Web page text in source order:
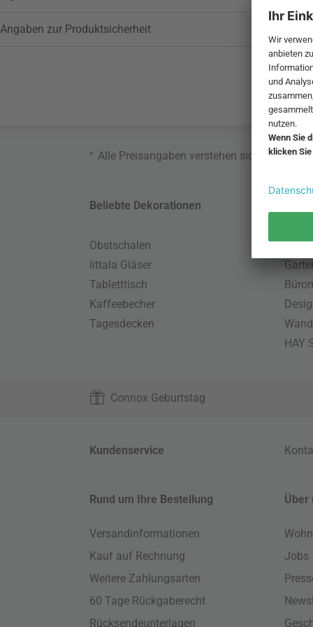
Angaben zur Produktsicherheit
* Alle Preisangaben verstehen sich inklusive
Beliebte Dekorationen
Obstschalen
Iittala Gläser
Tabletttisch
Kaffeebecher
Tagesdecken
HAY
Connox Geburtstag
Kundenservice
Rund um Ihre Bestellung
Versandinformationen
Kauf auf Rechnung
Weitere Zahlungsarten
60 Tage Rückgaberecht
Rücksendeunterlagen
Über
Jobs